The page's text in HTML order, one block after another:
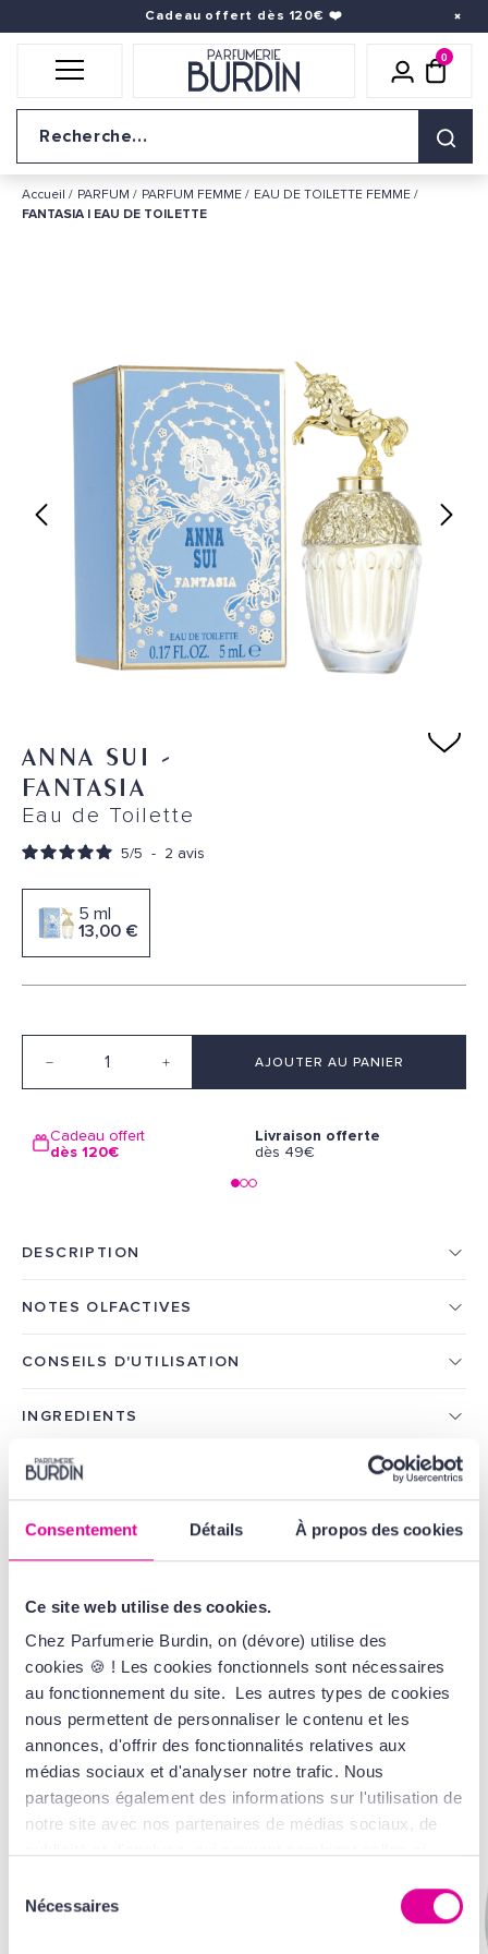
Consentement Détails À propos des cookies
Ce site web utilise des cookies.
Chez Parfumerie Burdin, on (dévore) utilise des
cookies 🍪 ! Les cookies fonctionnels sont nécessaires
au fonctionnement du site. Les autres types de cookies
nous permettent de personnaliser le contenu et les
annonces, d'offrir des fonctionnalités relatives aux
médias sociaux et d'analyser notre trafic. Nous
partageons également des informations sur l'utilisation de
notre site avec nos partenaires de médias sociaux, de
ou qu'ils ont collectées lors de votre utilisation de leurs
services. Tout ça, pour vous offrir une expérience au top
Nécessaires
Accueil PARFUM PARFUM FEMME
EAU DE TOILETTE FEMME
FANTASIA | EAU DE TOILETTE
ANNA SUI -
FANTASIA
Eau de Toilette
5/5 - 2 avis
5 ml
13,00 €
Quantité AJOUTER AU PANIER
Cadeau offert
dès 120€
Livraison offerte
dès 49€
DESCRIPTION
NOTES OLFACTIVES
CONSEILS D'UTILISATION
INGREDIENTS
VOIR LA GAMME
AVIS
VOUS AIMEREZAUSSI...
Cadeau offert dès 120€ ❤️
Icône
0